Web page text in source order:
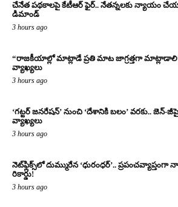
చేనేత పథకాలపై కేటీఆర్ ఫైర్.. నేతన్నలకు న్యాయం
డిమాండ్
3 hours ago
“రాజకీయాల్లో మాట్లాడే ప్రతి మాట జాగ్రత్తగా
వ్యాఖ్యలు
3 hours ago
‘గట్టర్ జనరేషన్’ నుంచి ‘దేశానికి బలం’ వరకు.. జెన్-
వ్యాఖ్యలు
3 hours ago
నెట్‌ఫ్లిక్స్‌లో దుమ్మురేన ‘ధురంధర్’..
రికార్డు!
3 hours ago